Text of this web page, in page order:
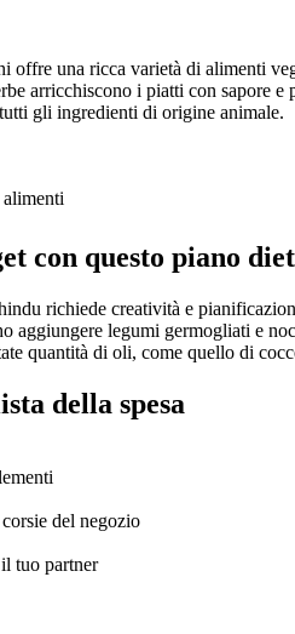
offre una ricca varietà di alimenti
arricchiscono i piatti con sapore
gli ingredienti di origine animale.
con questo piano
richiede creatività e
aggiungere legumi germogliati e
quantità di oli, come quello di
della spesa
del negozio
tuo partner